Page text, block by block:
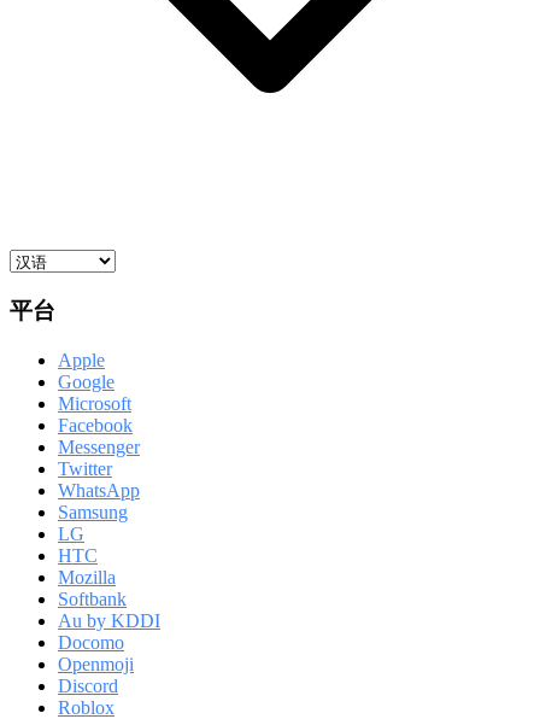
平台
Apple
Google
Microsoft
Facebook
Messenger
Twitter
WhatsApp
Samsung
LG
HTC
Mozilla
Softbank
Au by KDDI
Docomo
Openmoji
Discord
Roblox